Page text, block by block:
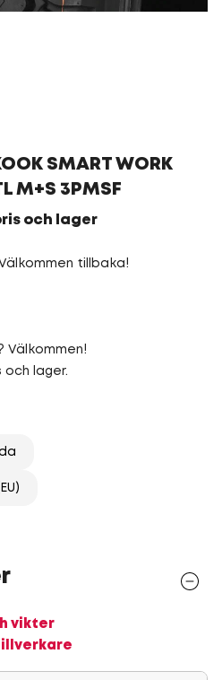
SMART WORK
M+S 3PMSF
och lager
tillbaka!
Välkommen!
och lager.
vikter